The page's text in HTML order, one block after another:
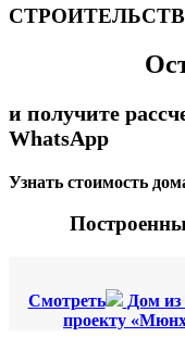
и получите
WhatsApp
Узнать стоимость
Смотреть
Дом из
проекту